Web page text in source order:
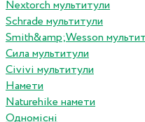
Nextorch мультитули
Schrade мультитули
Smith&amp;Wesson
Сила мультитули
Civivi мультитули
Намети
Naturehike намети
Одномісні